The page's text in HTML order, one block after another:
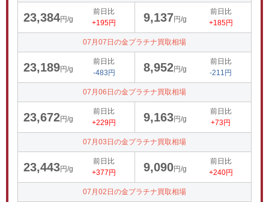
23,384円/g
前日比
+195円
9,137円/g
前日比
+185円
07月07日の金プラチナ買取相場
23,189円/g
前日比
-483円
8,952円/g
前日比
-211円
07月06日の金プラチナ買取相場
23,672円/g
前日比
+229円
9,163円/g
前日比
+73円
07月03日の金プラチナ買取相場
23,443円/g
前日比
+377円
9,090円/g
前日比
+240円
07月02日の金プラチナ買取相場